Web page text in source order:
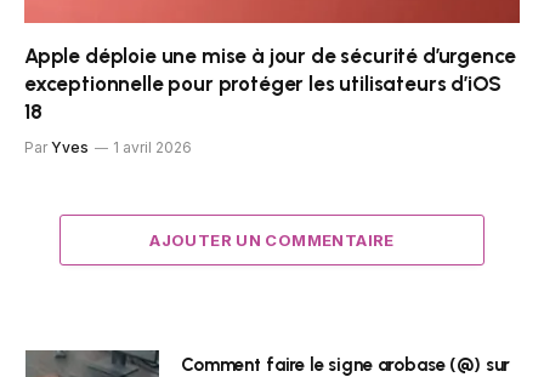
Apple déploie une mise à jour de sécurité d’urgence
exceptionnelle pour protéger les utilisateurs d’iOS
18
Par Yves 1 avril 2026
AJOUTER UN COMMENTAIRE
Comment faire le signe arobase (@) sur